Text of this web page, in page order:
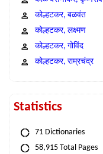
कोल्हटकर, बळवंत
कोल्हटकर, लक्ष्मण
कोल्हटकर, गोविंद
कोल्हटकर, राम्रचंद्र
Statistics
71 Dictionaries
58,915 Total Pages